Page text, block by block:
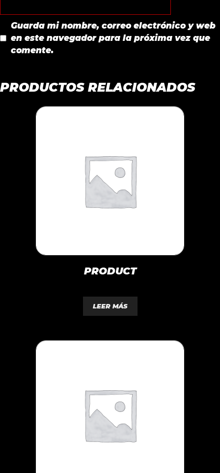
Guarda mi nombre, correo electrónico y web
en este navegador para la próxima vez que
comente.
PRODUCTOS RELACIONADOS
PRODUCT
0
d
e
5
LEER MÁS